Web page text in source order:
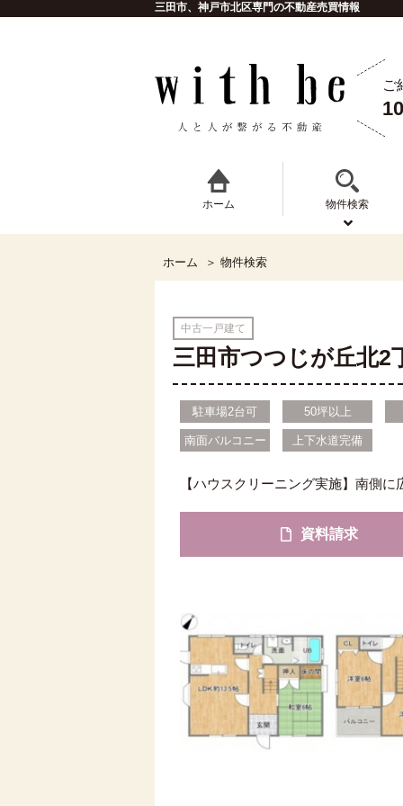
三田市、神戸市北区専門の不動産売買情報
ご
ホーム 物件検索
ホーム 物件検索
中古一戸建て
三田市つつじが丘北2
駐車場2台可 50坪以上
南面バルコニー 上下水道完備
【ハウスクリーニング実施】南側
資料請求